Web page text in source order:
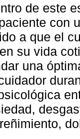
de este
con
a que el
su vida
una